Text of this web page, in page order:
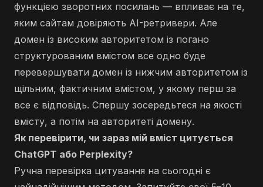
функцією зворотних посилань — впливає на те,
яким сайтам довіряють AI-ретривери. Але
домен із високим авторитетом із погано
структурованим вмістом все одно буде
перевершувати домен із нижчим авторитетом із
щільним, фактичним вмістом, у якому перш за
все є відповідь. Спершу зосередьтеся на якості
вмісту, а потім на авторитеті домену.
Як перевірити, чи зараз мій вміст цитується
ChatGPT або Perplexity?
Ручна перевірка цитування на сьогодні є